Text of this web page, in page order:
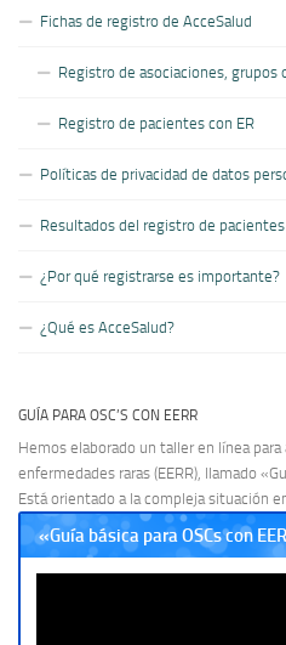
Fichas de registro de AcceSalud
Registro de asociaciones, grupos
Registro de pacientes con ER
Políticas de privacidad de datos
Resultados del registro de pacientes
¿Por qué registrarse es importante?
¿Qué es AcceSalud?
GUÍA PARA OSC’S CON EERR
Hemos elaborado un taller en línea
enfermedades raras (EERR), llamado
Está orientado a la compleja situación
«Guía básica para OSCs con